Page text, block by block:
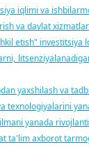
iqlimi va
va davlat
etish"
yaxshilash va
texnologiyalarini
yanada
ta'lim axborot